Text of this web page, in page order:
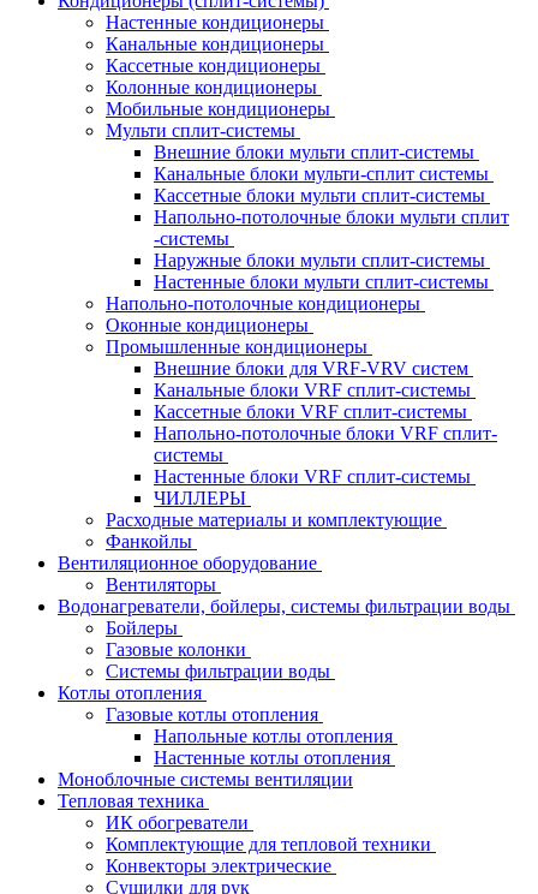
Настенные кондиционеры
Канальные кондиционеры
Кассетные кондиционеры
Колонные кондиционеры
Мобильные кондиционеры
Мульти сплит-системы
Внешние блоки мульти сплит-системы
Канальные блоки мульти-сплит системы
Кассетные блоки мульти сплит-системы
Напольно-потолочные блоки мульти сплит
-системы
Наружные блоки мульти сплит-системы
Настенные блоки мульти сплит-системы
Напольно-потолочные кондиционеры
Оконные кондиционеры
Промышленные кондиционеры
Внешние блоки для VRF-VRV систем
Канальные блоки VRF сплит-системы
Кассетные блоки VRF сплит-системы
Напольно-потолочные блоки VRF сплит-
системы
Настенные блоки VRF сплит-системы
ЧИЛЛЕРЫ
Расходные материалы и комплектующие
Фанкойлы
Вентиляционное оборудование
Вентиляторы
Водонагреватели, бойлеры, системы фильтрации воды
Бойлеры
Газовые колонки
Системы фильтрации воды
Котлы отопления
Газовые котлы отопления
Напольные котлы отопления
Настенные котлы отопления
Моноблочные системы вентиляции
Тепловая техника
ИК обогреватели
Комплектующие для тепловой техники
Конвекторы электрические
Сушилки для рук